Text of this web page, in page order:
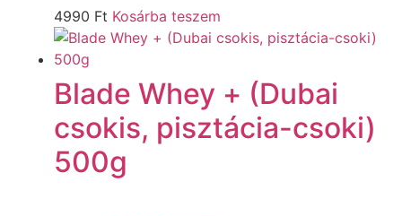
4990 Ft Kosárba teszem
Blade Whey + (Dubai
csokis, pisztácia-csoki)
500g